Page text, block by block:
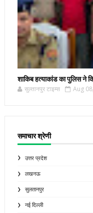
शाकिब हत्याकांड का पुलिस ने
सुल्तानपुर टाइम्स Aug
समाचार श्रेणी
उत्तर प्रदेश
लखनऊ
सुलतानपुर
नई दिल्ली